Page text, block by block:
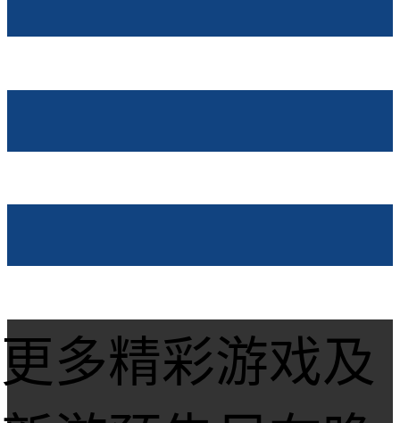
更多精彩游戏及